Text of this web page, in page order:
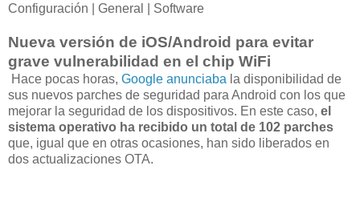
Configuración | General | Software
Nueva versión de iOS/Android para evitar
grave vulnerabilidad en el chip WiFi
Hace pocas horas, Google anunciaba la disponibilidad de
sus nuevos parches de seguridad para Android con los que
mejorar la seguridad de los dispositivos. En este caso, el
sistema operativo ha recibido un total de 102 parches
que, igual que en otras ocasiones, han sido liberados en
dos actualizaciones OTA.